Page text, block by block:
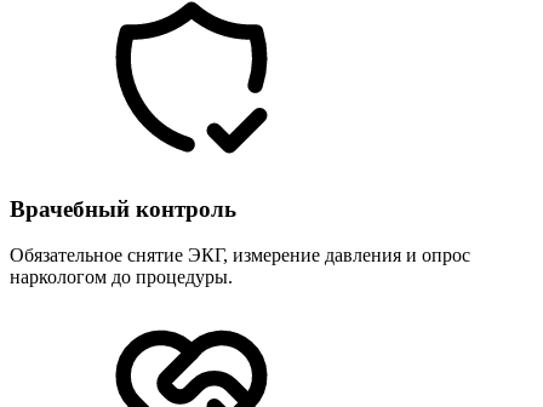
Врачебный контроль
Обязательное снятие ЭКГ, измерение давления и опрос
наркологом до процедуры.